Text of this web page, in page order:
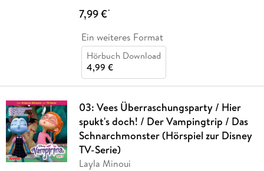
7,99 €*
Ein weiteres Format
Hörbuch Download
4,99 €
03: Vees Überraschungsparty / Hier
spukt's doch! / Der Vampingtrip / Das
Schnarchmonster (Hörspiel zur Disney
TV-Serie)
Layla Minoui